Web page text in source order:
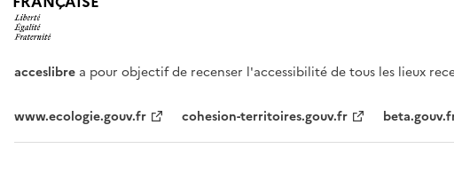
acceslibre a pour objectif de recenser l'accessibilité de tous les lieux
www.ecologie.gouv.fr cohesion-territoires.gouv.fr